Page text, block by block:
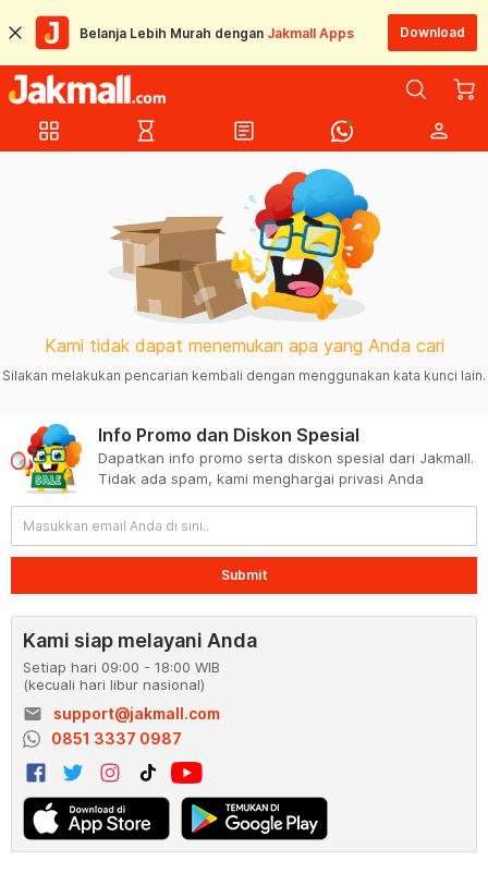
Belanja Lebih Murah dengan Jakmall Apps Download
grid_view hourglass_empty article person
Kami tidak dapat menemukan apa yang Anda cari
Silakan melakukan pencarian kembali dengan menggunakan kata kunci lain.
Info Promo dan Diskon Spesial
Dapatkan info promo serta diskon spesial dari Jakmall.
Tidak ada spam, kami menghargai privasi Anda
Submit
Kami siap melayani Anda
Setiap hari 09:00 - 18:00 WIB
(kecuali hari libur nasional)
email
support@jakmall.com
0851 3337 0987